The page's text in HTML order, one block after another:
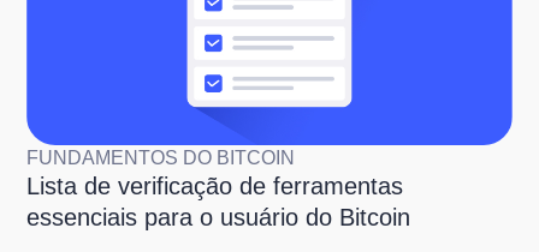
FUNDAMENTOS DO BITCOIN
Lista de verificação de ferramentas
essenciais para o usuário do Bitcoin